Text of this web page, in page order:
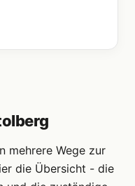
mehrere Wege zur
die Übersicht - die